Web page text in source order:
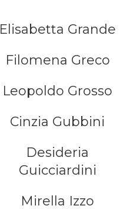
Elisabetta Grande
Filomena Greco
Leopoldo Grosso
Cinzia Gubbini
Desideria
Guicciardini
Mirella Izzo